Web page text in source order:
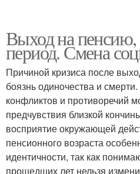
Выход на
период. Смена
Причиной кризиса после
боязнь одиночества и
конфликтов и противоречий
предчувствия близкой
восприятие окружающей
пенсионного возраста
идентичности, так как
прошедших лет нельзя